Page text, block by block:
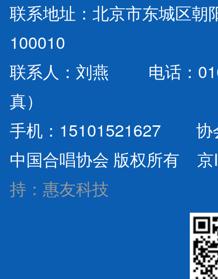
联系地址：北京市东城区
100010
联系人：刘燕 电话：
真）
手机：15101521627 协
中国合唱协会 版权所有
持：惠友科技